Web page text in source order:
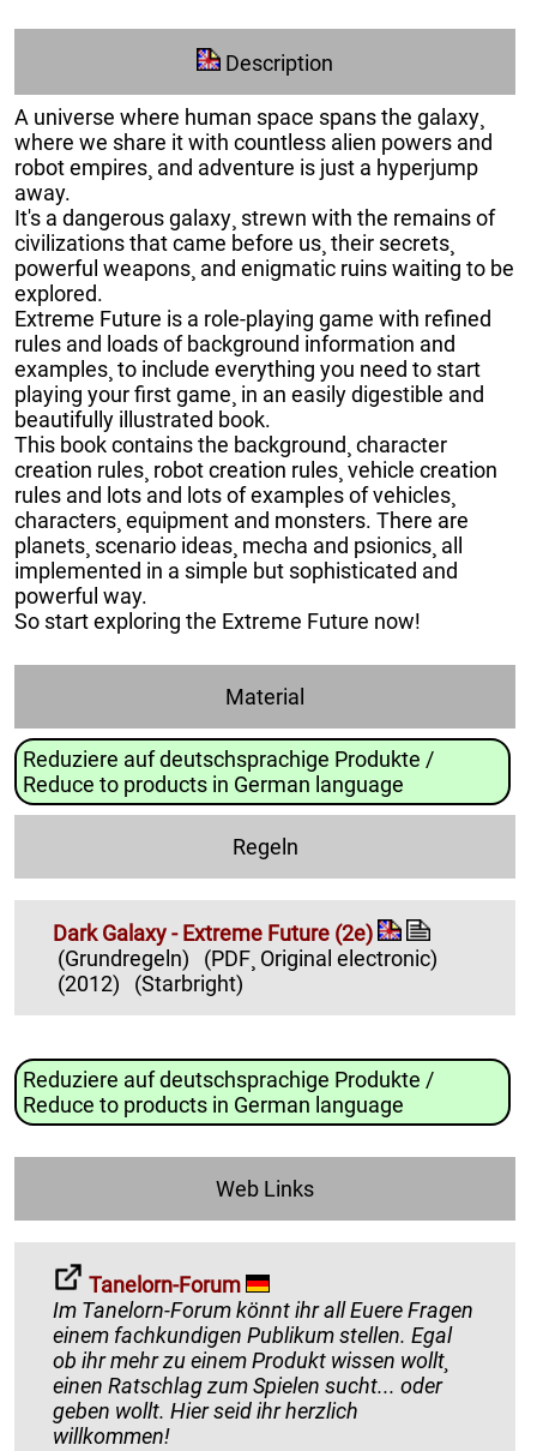
Description
A universe where human space spans the galaxy¸
where we share it with countless alien powers and
robot empires¸ and adventure is just a hyperjump
away.
It's a dangerous galaxy¸ strewn with the remains of
civilizations that came before us¸ their secrets¸
powerful weapons¸ and enigmatic ruins waiting to be
explored.
Extreme Future is a role-playing game with refined
rules and loads of background information and
examples¸ to include everything you need to start
playing your first game¸ in an easily digestible and
beautifully illustrated book.
This book contains the background¸ character
creation rules¸ robot creation rules¸ vehicle creation
rules and lots and lots of examples of vehicles¸
characters¸ equipment and monsters. There are
planets¸ scenario ideas¸ mecha and psionics¸ all
implemented in a simple but sophisticated and
powerful way.
So start exploring the Extreme Future now!
Material
Reduziere auf deutschsprachige Produkte /
Reduce to products in German language
Regeln
Dark Galaxy - Extreme Future (2e)
(Grundregeln)
(PDF¸ Original electronic)
(2012)
(Starbright)
Reduziere auf deutschsprachige Produkte /
Reduce to products in German language
Web Links
Tanelorn-Forum
Im Tanelorn-Forum könnt ihr all Euere Fragen
einem fachkundigen Publikum stellen. Egal
ob ihr mehr zu einem Produkt wissen wollt¸
einen Ratschlag zum Spielen sucht... oder
geben wollt. Hier seid ihr herzlich
willkommen!